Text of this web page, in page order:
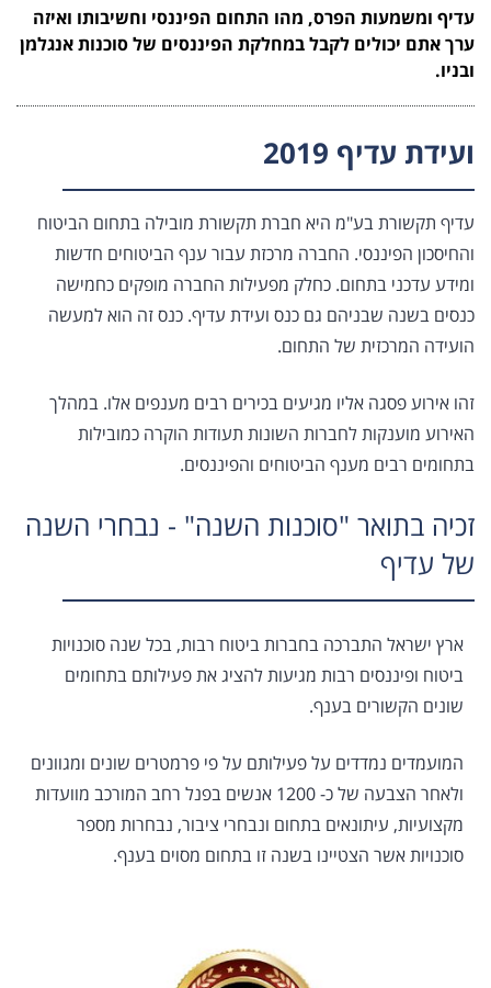
עדיף ומשמעות הפרס, מהו התחום הפיננסי וחשיבותו ואיזה
ערך אתם יכולים לקבל במחלקת הפיננסים של סוכנות אנגלמן
ובניו.
ועידת עדיף 2019
עדיף תקשורת בע"מ היא חברת תקשורת מובילה בתחום הביטוח
והחיסכון הפיננסי. החברה מרכזת עבור ענף הביטוחים חדשות
ומידע עדכני בתחום. כחלק מפעילות החברה מופקים כחמישה
כנסים בשנה שבניהם גם כנס ועידת עדיף. כנס זה הוא למעשה
הועידה המרכזית של התחום.
זהו אירוע פסגה אליו מגיעים בכירים רבים מענפים אלו. במהלך
האירוע מוענקות לחברות השונות תעודות הוקרה כמובילות
בתחומים רבים מענף הביטוחים והפיננסים.
זכיה בתואר "סוכנות השנה" - נבחרי השנה
של עדיף
ארץ ישראל התברכה בחברות ביטוח רבות, בכל שנה סוכנויות
ביטוח ופיננסים רבות מגיעות להציג את פעילותם בתחומים
שונים הקשורים בענף.
המועמדים נמדדים על פעילותם על פי פרמטרים שונים ומגוונים
ולאחר הצבעה של כ- 1200 אנשים בפנל רחב המורכב מוועדות
מקצועיות, עיתונאים בתחום ונבחרי ציבור, נבחרות מספר
סוכנויות אשר הצטיינו בשנה זו בתחום מסוים בענף.